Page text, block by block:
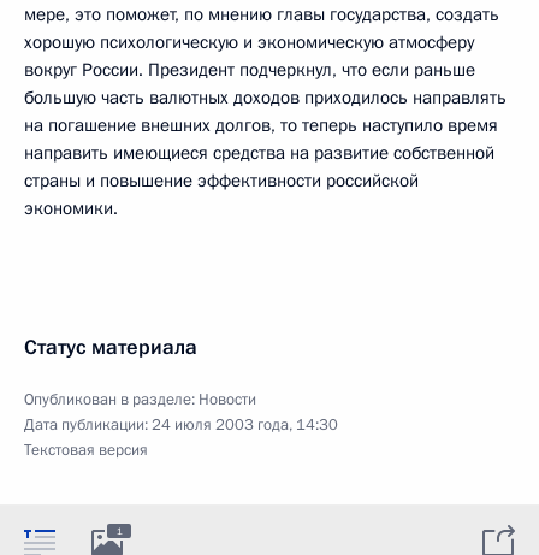
мере, это поможет, по мнению главы государства, создать
хорошую психологическую и экономическую атмосферу
вокруг России. Президент подчеркнул, что если раньше
большую часть валютных доходов приходилось направлять
на погашение внешних долгов, то теперь наступило время
направить имеющиеся средства на развитие собственной
страны и повышение эффективности российской
экономики.
Статус материала
Опубликован в разделе: Новости
Дата публикации:24 июля 2003 года, 14:30
Текстовая версия
1